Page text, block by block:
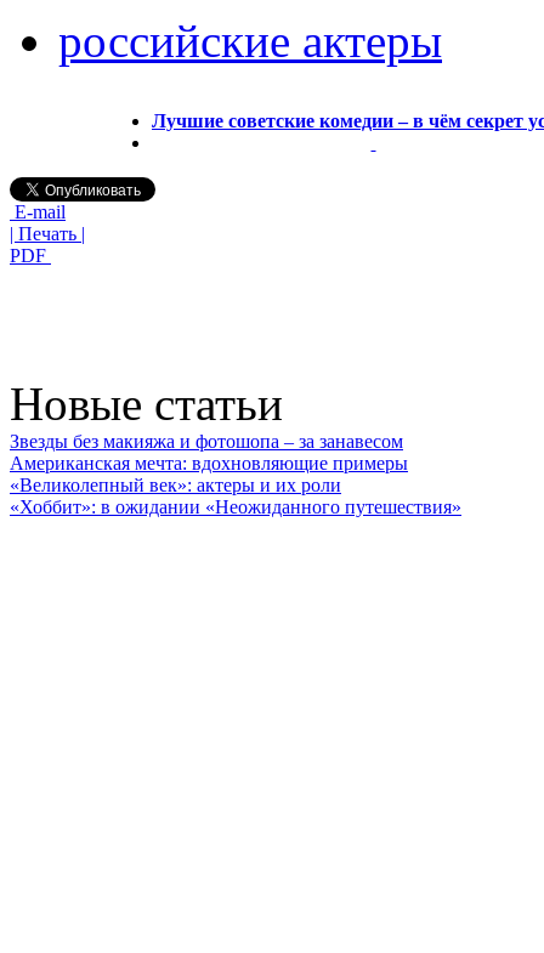
российские актеры
Лучшие советские комедии – в чём секрет
E-mail
| Печать |
PDF
Новые статьи
Звезды без макияжа и фотошопа – за занавесом
Американская мечта: вдохновляющие примеры
«Великолепный век»: актеры и их роли
«Хоббит»: в ожидании «Неожиданного путешествия»